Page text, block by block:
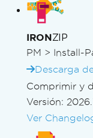
IRONZIP
PM > Install-
Descarga
Comprimir y
Versión:
Ver